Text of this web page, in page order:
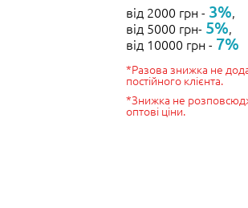
від 2000 грн - 3%,
від 5000 грн- 5%,
від 10000 грн - 7%
*Разова знижка не
постійного клієнта.
*Знижка не
оптові ціни.